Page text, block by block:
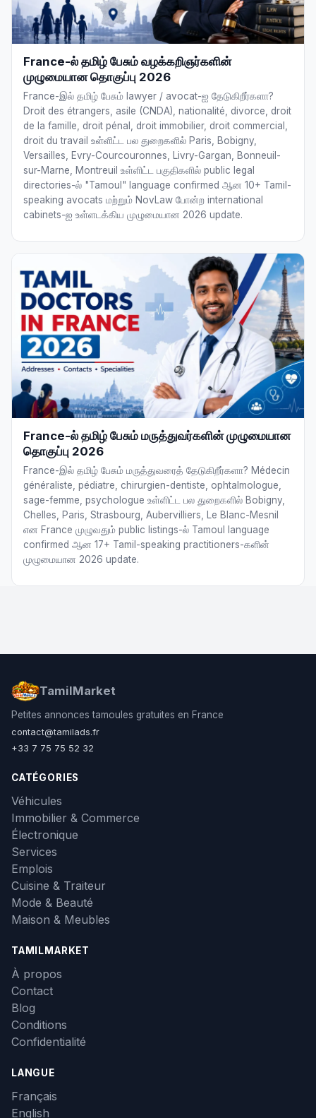
France-ல் தமிழ் பேசும் வழக்கறிஞர்களின்
முழுமையான தொகுப்பு 2026
France-இல் தமிழ் பேசும் lawyer / avocat-ஐ தேடுகிறீர்களா?
Droit des étrangers, asile (CNDA), nationalité, divorce, droit
de la famille, droit pénal, droit immobilier, droit commercial,
droit du travail உள்ளிட்ட பல துறைகளில் Paris, Bobigny,
Versailles, Evry-Courcouronnes, Livry-Gargan, Bonneuil-
sur-Marne, Montreuil உள்ளிட்ட பகுதிகளில் public legal
directories-ல் "Tamoul" language confirmed ஆன 10+ Tamil-
speaking avocats மற்றும் NovLaw போன்ற international
cabinets-ஐ உள்ளடக்கிய முழுமையான 2026 update.
France-ல் தமிழ் பேசும் மருத்துவர்களின் முழுமையான
தொகுப்பு 2026
France-இல் தமிழ் பேசும் மருத்துவரைத் தேடுகிறீர்களா? Médecin
généraliste, pédiatre, chirurgien-dentiste, ophtalmologue,
sage-femme, psychologue உள்ளிட்ட பல துறைகளில் Bobigny,
Chelles, Paris, Strasbourg, Aubervilliers, Le Blanc-Mesnil
என France முழுவதும் public listings-ல் Tamoul language
confirmed ஆன 17+ Tamil-speaking practitioners-களின்
முழுமையான 2026 update.
TamilMarket
Petites annonces tamoules gratuites en France
contact@tamilads.fr
+33 7 75 75 52 32
CATÉGORIES
Véhicules
Immobilier & Commerce
Électronique
Services
Emplois
Cuisine & Traiteur
Mode & Beauté
Maison & Meubles
TAMILMARKET
À propos
Contact
Blog
Conditions
Confidentialité
LANGUE
Français
English